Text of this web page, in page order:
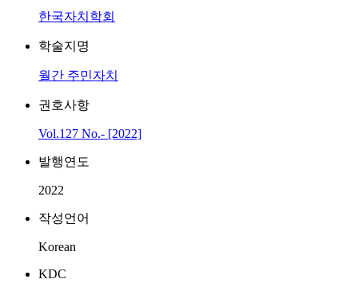
한국자치학회
학술지명
월간 주민자치
권호사항
Vol.127 No.- [2022]
발행연도
2022
작성언어
Korean
KDC